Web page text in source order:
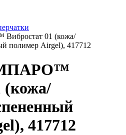
01 (кожа/
полимер Airgel), 417712
(кожа/
417712